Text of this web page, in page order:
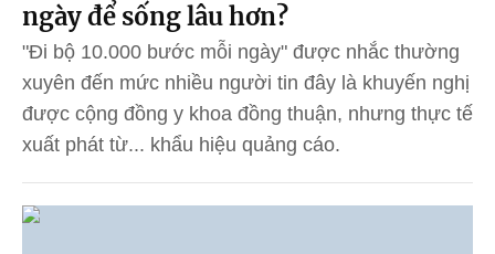
ngày để sống lâu hơn?
"Đi bộ 10.000 bước mỗi ngày" được nhắc thường
xuyên đến mức nhiều người tin đây là khuyến nghị
được cộng đồng y khoa đồng thuận, nhưng thực tế
xuất phát từ... khẩu hiệu quảng cáo.